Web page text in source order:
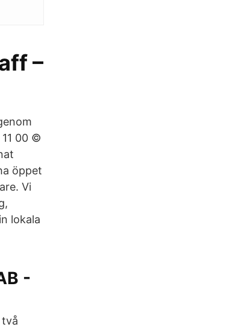
–
00 ©
öppet
Vi
lokala
-